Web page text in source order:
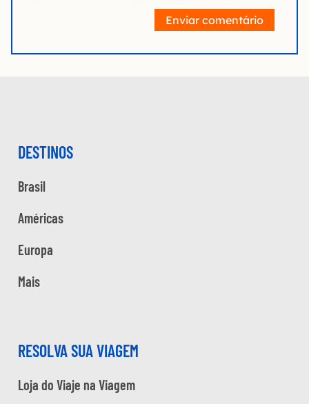
Enviar comentário
DESTINOS
Brasil
Américas
Europa
Mais
RESOLVA SUA VIAGEM
Loja do Viaje na Viagem